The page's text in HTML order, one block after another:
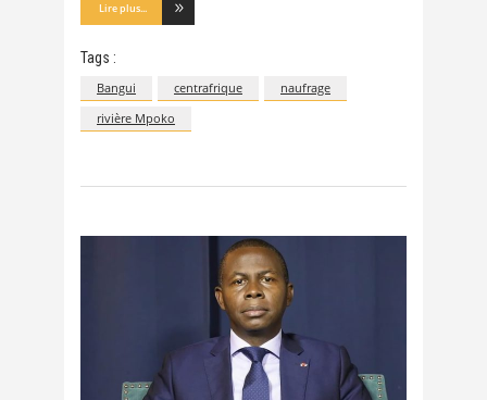
Lire plus...
Tags :
Bangui centrafrique
naufrage
rivière Mpoko